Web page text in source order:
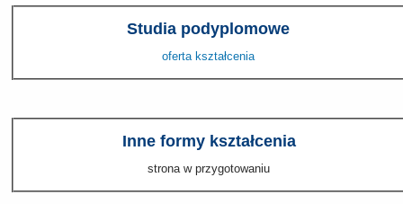
Studia podyplomowe
oferta kształcenia
Inne formy kształcenia
strona w przygotowaniu